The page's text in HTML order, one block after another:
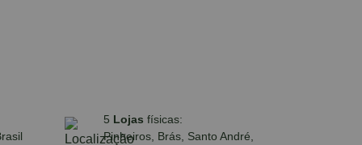
5 Lojas físicas:
Pinheiros, Brás, Santo André,